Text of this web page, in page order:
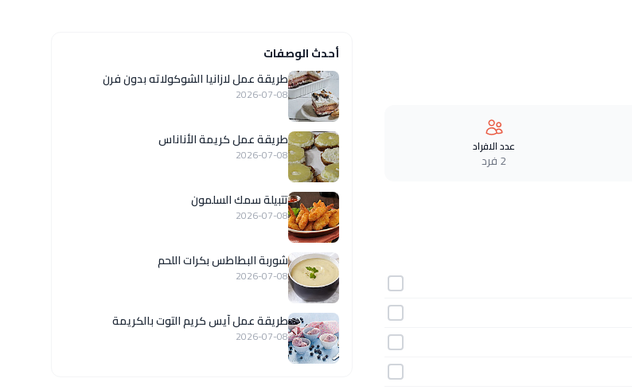
عدد الافراد
2 فرد
أحدث الوصفات
طريقة عمل لازانيا الشوكولاته بدون فرن
2026-07-08
طريقة عمل كريمة الأناناس
2026-07-08
تتبيلة سمك السلمون
2026-07-08
شوربة البطاطس بكرات اللحم
2026-07-08
طريقة عمل آيس كريم التوت بالكريمة
2026-07-08